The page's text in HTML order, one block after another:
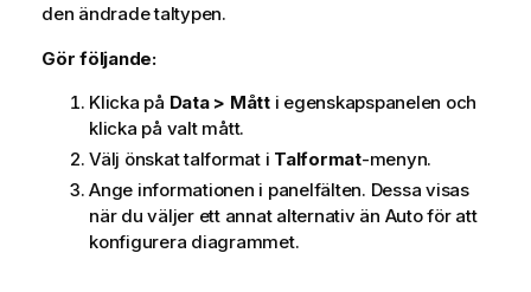
den ändrade taltypen.
Gör följande:
Klicka på Data > Måtti egenskapspanelen och
klicka på valt mått.
Välj önskat talformat i Talformat-menyn.
Ange informationen i panelfälten. Dessa visas
när du väljer ett annat alternativ än Auto för att
konfigurera diagrammet.